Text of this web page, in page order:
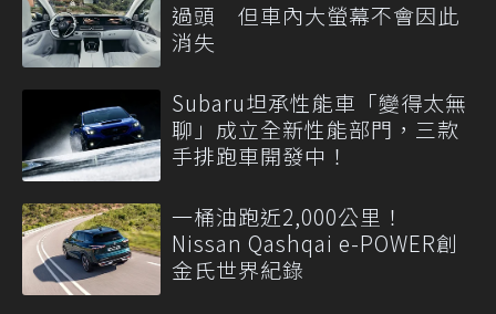
過頭 但車內大螢幕不會因此
消失
Subaru坦承性能車「變得太無
聊」成立全新性能部門，三款
手排跑車開發中！
一桶油跑近2,000公里！
Nissan Qashqai e-POWER創
金氏世界紀錄